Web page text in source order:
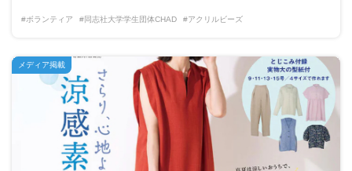
#ボランティア #同志社大学学生団体CHAD #アクリルビーズ
メディア掲載